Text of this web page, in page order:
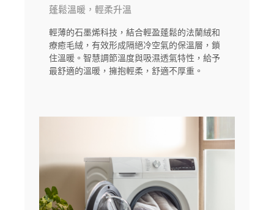
蓬鬆溫暖，輕柔升溫
輕薄的石墨烯科技，結合輕盈蓬鬆的法蘭絨和
療癒毛絨，有效形成隔絕冷空氣的保溫層，鎖
住溫暖。智慧調節溫度與吸濕透氣特性，給予
最舒適的溫暖，擁抱輕柔，舒適不厚重。